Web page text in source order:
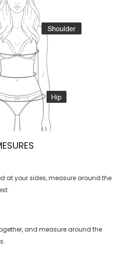
at your sides, measure around the
and measure around the